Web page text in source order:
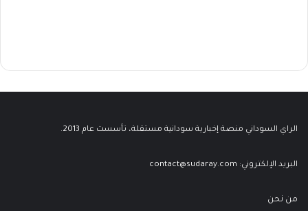
الراي السوداني منصة إخبارية سودانية مستقلة، تأسست عام 2013.
البريد الإلكتروني: contact@sudaray.com
من نحن